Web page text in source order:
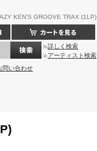
KEN’S GROOVE TRAX (1LP)
詳しく検索
アーティスト検索
問い合わせ